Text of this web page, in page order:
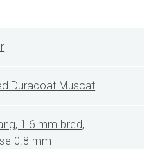
Duracoat Muscat
1.6 mm bred,
0.8 mm